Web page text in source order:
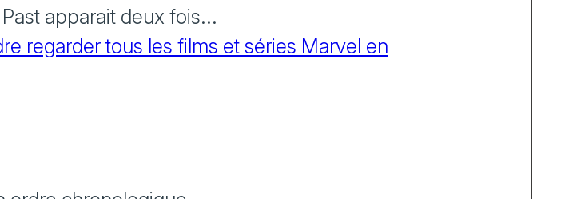
apparait deux fois...
regarder tous les films et séries Marvel en